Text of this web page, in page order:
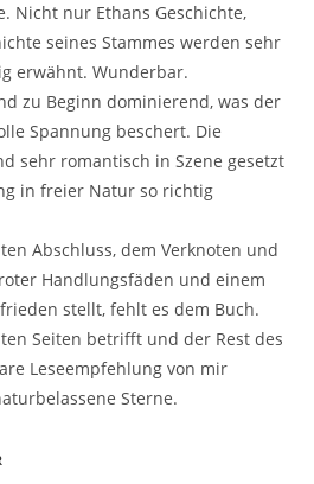
Nicht nur Ethans Geschichte,
seines Stammes werden sehr
erwähnt. Wunderbar.
zu Beginn dominierend, was der
Spannung beschert. Die
sehr romantisch in Szene gesetzt
in freier Natur so richtig
Abschluss, dem Verknoten und
Handlungsfäden und einem
stellt, fehlt es dem Buch.
Seiten betrifft und der Rest des
Leseempfehlung von mir
Sterne.